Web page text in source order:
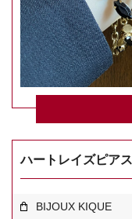
ハートレイズピア
BIJOUX KIQUE